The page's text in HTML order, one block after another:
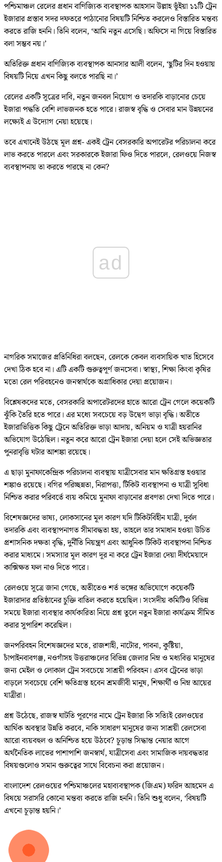
পশ্চিমাঞ্চল রেলের প্রধান বাণিজ্যিক ব্যবস্থাপক আহসান উল্লাহ ভূঁইয়া ১১টি ট্রেন
ইজারার প্রস্তাব সদর দফতরে পাঠানোর বিষয়টি নিশ্চিত করলেও বিস্তারিত মন্তব্য
করতে রাজি হননি। তিনি বলেন, ‘আমি নতুন এসেছি। অফিসে না গিয়ে বিস্তারিত
বলা সম্ভব নয়।’
অতিরিক্ত প্রধান বাণিজ্যিক ব্যবস্থাপক আনসার আলী বলেন, ‘ছুটির দিন হওয়ায়
বিষয়টি নিয়ে এখন কিছু বলতে পারছি না।’
রেলের একটি সূত্রের দাবি, নতুন জনবল নিয়োগ ও তদারকি বাড়ানোর চেয়ে
ইজারা পদ্ধতি বেশি লাভজনক হতে পারে। রাজস্ব বৃদ্ধি ও সেবার মান উন্নয়নের
লক্ষ্যেই এ উদ্যোগ নেয়া হয়েছে।
তবে এখানেই উঠছে মূল প্রশ্ন- একই ট্রেন বেসরকারি অপারেটর পরিচালনা করে
লাভ করতে পারলে এবং সরকারকে ইজারা ফিও দিতে পারলে, রেলওয়ে নিজস্ব
ব্যবস্থাপনায় তা করতে পারছে না কেন?
ad
নাগরিক সমাজের প্রতিনিধিরা বলছেন, রেলকে কেবল ব্যবসায়িক খাত হিসেবে
দেখা ঠিক হবে না। এটি একটি গুরুত্বপূর্ণ জনসেবা। স্বাস্থ্য, শিক্ষা কিংবা কৃষির
মতো রেল পরিবহনেও জনস্বার্থকে অগ্রাধিকার দেয়া প্রয়োজন।
বিশ্লেষকদের মতে, বেসরকারি অপারেটরদের হাতে আরো ট্রেন গেলে কয়েকটি
ঝুঁকি তৈরি হতে পারে। এর মধ্যে সবচেয়ে বড় উদ্বেগ ভাড়া বৃদ্ধি। অতীতে
ইজারাভিত্তিক কিছু ট্রেনে অতিরিক্ত ভাড়া আদায়, অনিয়ম ও যাত্রী হয়রানির
অভিযোগ উঠেছিল। নতুন করে আরো ট্রেন ইজারা দেয়া হলে সেই অভিজ্ঞতার
পুনরাবৃত্তি ঘটার আশঙ্কা রয়েছে।
এ ছাড়া মুনাফাকেন্দ্রিক পরিচালনা ব্যবস্থায় যাত্রীসেবার মান ক্ষতিগ্রস্ত হওয়ার
শঙ্কাও রয়েছে। বগির পরিচ্ছন্নতা, নিরাপত্তা, টিকিট ব্যবস্থাপনা ও যাত্রী সুবিধা
নিশ্চিত করার পরিবর্তে ব্যয় কমিয়ে মুনাফা বাড়ানোর প্রবণতা দেখা দিতে পারে।
বিশেষজ্ঞদের ভাষ্য, লোকসানের মূল কারণ যদি টিকিটবিহীন যাত্রী, দুর্বল
তদারকি এবং ব্যবস্থাপনাগত সীমাবদ্ধতা হয়, তাহলে তার সমাধান হওয়া উচিত
প্রশাসনিক দক্ষতা বৃদ্ধি, দুর্নীতি নিয়ন্ত্রণ এবং আধুনিক টিকিট ব্যবস্থাপনা নিশ্চিত
করার মাধ্যমে। সমস্যার মূল কারণ দূর না করে ট্রেন ইজারা দেয়া দীর্ঘমেয়াদে
কাক্সিক্ষত ফল নাও দিতে পারে।
রেলওয়ে সূত্রে জানা গেছে, অতীতেও শর্ত ভঙ্গের অভিযোগে কয়েকটি
ইজারাদার প্রতিষ্ঠানের চুক্তি বাতিল করতে হয়েছিল। সংসদীয় কমিটিও বিভিন্ন
সময়ে ইজারা ব্যবস্থার কার্যকারিতা নিয়ে প্রশ্ন তুলে নতুন ইজারা কার্যক্রম সীমিত
করার সুপারিশ করেছিল।
জনপরিবহন বিশেষজ্ঞদের মতে, রাজশাহী, নাটোর, পাবনা, কুষ্টিয়া,
চাঁপাইনবাবগঞ্জ, নওগাঁসহ উত্তরাঞ্চলের বিভিন্ন জেলার নিম্ন ও মধ্যবিত্ত মানুষের
জন্য মেইল ও লোকাল ট্রেন সবচেয়ে সাশ্রয়ী পরিবহন। এসব ট্রেনের ভাড়া
বাড়লে সবচেয়ে বেশি ক্ষতিগ্রস্ত হবেন শ্রমজীবী মানুষ, শিক্ষার্থী ও নিম্ন আয়ের
যাত্রীরা।
প্রশ্ন উঠেছে, রাজস্ব ঘাটতি পূরণের নামে ট্রেন ইজারা কি সত্যিই রেলওয়ের
আর্থিক অবস্থার উন্নতি করবে, নাকি সাধারণ মানুষের জন্য সাশ্রয়ী রেলসেবা
আরো ব্যয়বহুল ও অনিশ্চিত হয়ে উঠবে? চূড়ান্ত সিদ্ধান্ত নেয়ার আগে
অর্থনৈতিক লাভের পাশাপাশি জনস্বার্থ, যাত্রীসেবা এবং সামাজিক দায়বদ্ধতার
বিষয়গুলোও সমান গুরুত্বের সাথে বিবেচনা করা প্রয়োজন।
বাংলাদেশ রেলওয়ের পশ্চিমাঞ্চলের মহাব্যবস্থাপক (জিএম) ফরিদ আহমেদ এ
বিষয়ে সরাসরি কোনো মন্তব্য করতে রাজি হননি। তিনি শুধু বলেন, ‘বিষয়টি
এখনো চূড়ান্ত হয়নি।’